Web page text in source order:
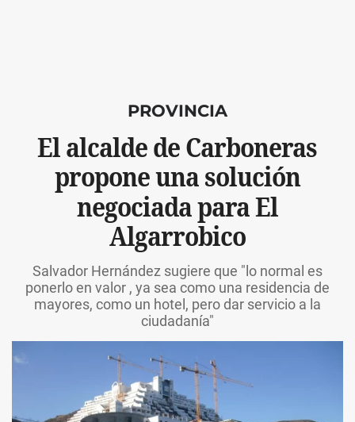
PROVINCIA
El alcalde de Carboneras
propone una solución
negociada para El
Algarrobico
Salvador Hernández sugiere que "lo normal es
ponerlo en valor , ya sea como una residencia de
mayores, como un hotel, pero dar servicio a la
ciudadanía"